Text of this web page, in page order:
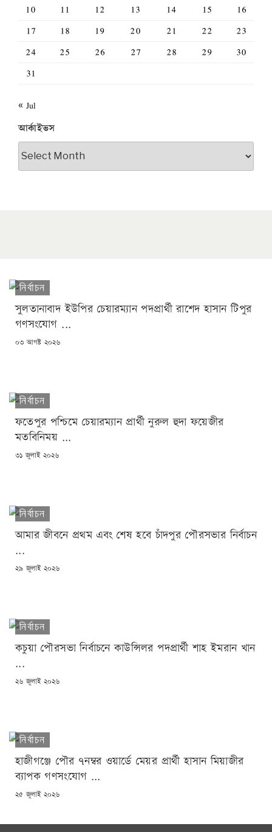
10
11 12 13 14 15
16
17
18 19 20 21 22
23
24
25 26 27 28 29
30
31
« Jul
আর্কাইভস
আর্কাইভস
নির্বাচন
সুলতানাবাদ ইউপির চেয়ারম্যান পদপ্রার্থী রাশেদ হাসান টিপুর
গণসংযোগ ...
POSTED
০৩ আগষ্ট ২০২৬
নির্বাচন
ফতেপুর পশ্চিমে চেয়ারম্যান প্রার্থী নুরুল হুদা ফয়েজীর
মতবিনিময় ...
POSTED
৩১ জুলাই ২০২৬
নির্বাচন
আমার জীবনে প্রথম এবং শেষ হবে চাঁদপুর পৌরসভার নির্বাচন
...
POSTED
২৯ জুলাই ২০২৬
নির্বাচন
কচুয়া পৌরসভা নির্বাচনে কাউন্সিলর পদপ্রার্থী শাহ ইমরান খান
...
POSTED
২৬ জুলাই ২০২৬
নির্বাচন
হাজীগঞ্জে পৌর ৭নম্বর ওয়ার্ডে মেয়র প্রার্থী হাসান মিয়াজীর
ব্যাপক গণসংযোগ ...
POSTED
২৫ জুলাই ২০২৬